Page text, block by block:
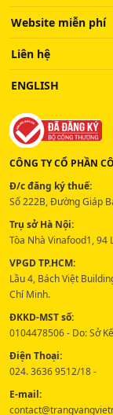
Website miễn phí
Liên hệ
ENGLISH
CÔNG TY CỔ PHẦN
Đ/c đăng ký thuế:
Số 222B, Đường Giáp
Trụ sở Hà Nội:
Tòa Nhà Vinafood1, 94
VPGD TP.HCM:
Lầu 4, Bách Việt
Chí Minh.
ĐKKD-MST số:
0104478506 - Do: Sở
Điện Thoại:
024. 3636 9512/18 -
E-mail: